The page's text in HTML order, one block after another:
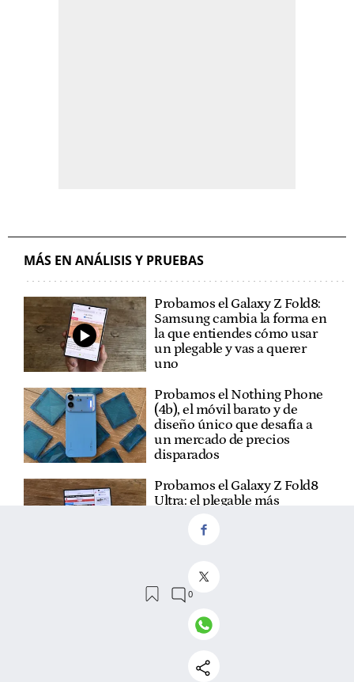
MÁS EN ANÁLISIS Y PRUEBAS
Probamos el Galaxy Z Fold8:
Samsung cambia la forma en
la que entiendes cómo usar
un plegable y vas a querer
uno
Probamos el Nothing Phone
(4b), el móvil barato y de
diseño único que desafía a
un mercado de precios
disparados
Probamos el Galaxy Z Fold8
Ultra: el plegable más
máquina de productividad
Probamos el Galaxy Watch9,
el ligerísimo reloj de
Samsung que te olvidas que
llevas puesto y quiere
mejorar tu salud